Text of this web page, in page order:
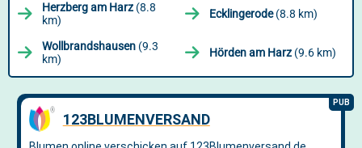
Herzberg am Harz (8.8
km)
Ecklingerode(8.8 km)
Wollbrandshausen (9.3
km)
Hörden am Harz (9.6 km)